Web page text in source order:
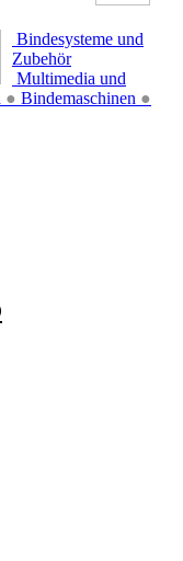
Bindesysteme und
Zubehör
● Bindemaschinen ●
Multimedia und